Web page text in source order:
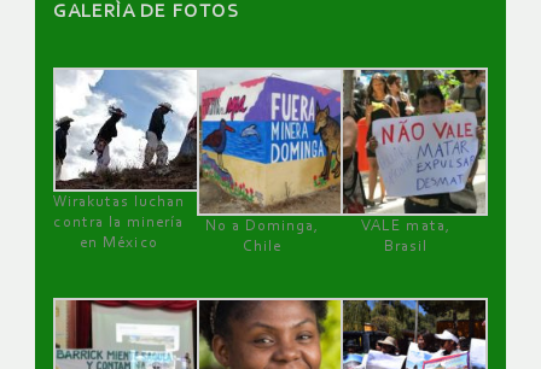
GALERÌA DE FOTOS
Wirakutas luchan
contra la minería
en México
No a Dominga,
Chile
VALE mata,
Brasil